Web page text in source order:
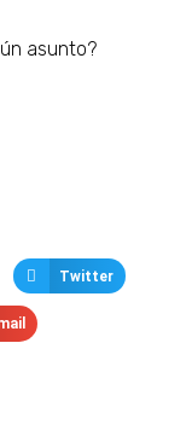
asunto?
Twitter